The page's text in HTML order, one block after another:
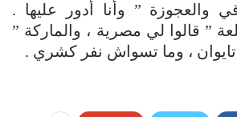
والعجوزة ” وأنا أدور عليها .
” قالوا لي مصرية ، والماركة ”
، وما تسواش نفر كشري .